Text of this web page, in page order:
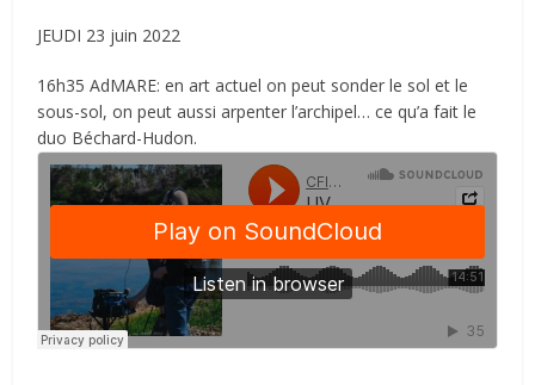
JEUDI 23 juin 2022
16h35 AdMARE: en art actuel on peut sonder le sol et le
sous-sol, on peut aussi arpenter l’archipel… ce qu’a fait le
duo Béchard-Hudon.